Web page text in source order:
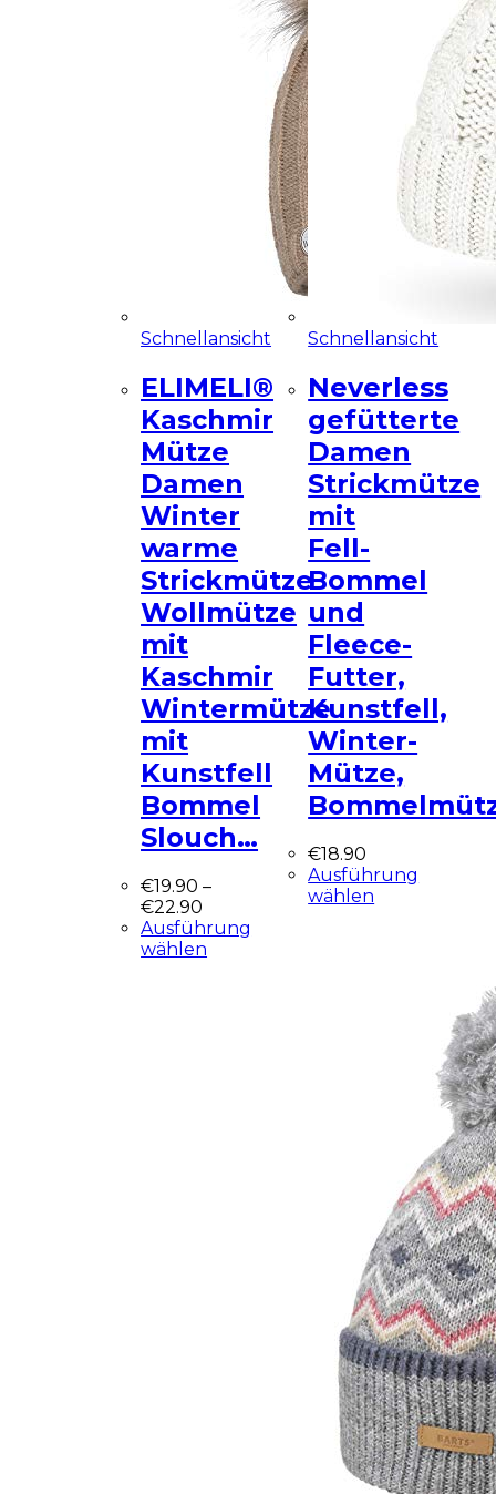
Schnellansicht
ELIMELI®
Kaschmir
Mütze
Damen
Winter
warme
Strickmütze
Wollmütze
mit
Kaschmir
Wintermütze
mit
Kunstfell
Bommel
Slouch…
€19.90 –
€22.90
Ausführung
wählen
Schnellansicht
Neverless
gefütterte
Damen
Strickmütze
mit
Fell-
Bommel
und
Fleece-
Futter,
Kunstfell,
Winter-
Mütze,
€18.90
Ausführung
wählen